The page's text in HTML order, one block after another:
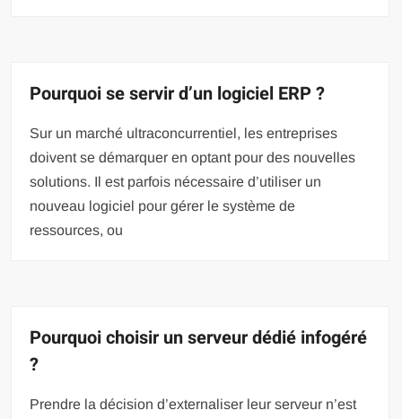
Pourquoi se servir d’un logiciel ERP ?
Sur un marché ultraconcurrentiel, les entreprises
doivent se démarquer en optant pour des nouvelles
solutions. Il est parfois nécessaire d’utiliser un
nouveau logiciel pour gérer le système de
ressources, ou
Pourquoi choisir un serveur dédié infogéré
?
Prendre la décision d’externaliser leur serveur n’est